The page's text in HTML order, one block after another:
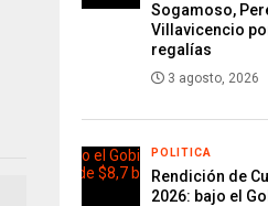
Sogamoso,
Villavicencio
regalías
3 agosto, 2026
POLITICA
Rendición de
2026: bajo el